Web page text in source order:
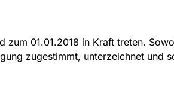
zum 01.01.2018 in Kraft treten.
zugestimmt, unterzeichnet und